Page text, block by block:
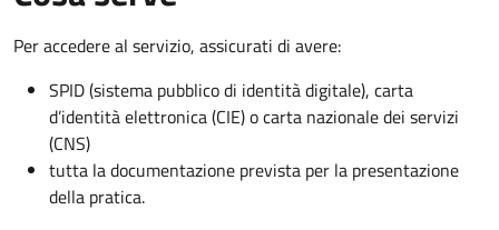
Per accedere al servizio, assicurati di avere:
SPID (sistema pubblico di identità digitale), carta
d’identità elettronica (CIE) o carta nazionale dei servizi
(CNS)
tutta la documentazione prevista per la presentazione
della pratica.